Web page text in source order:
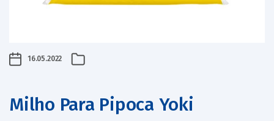
16.05.2022
Milho Para Pipoca Yoki